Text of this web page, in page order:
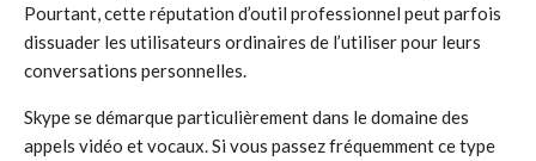
Pourtant, cette réputation d’outil professionnel peut parfois
dissuader les utilisateurs ordinaires de l’utiliser pour leurs
conversations personnelles.
Skype se démarque particulièrement dans le domaine des
appels vidéo et vocaux. Si vous passez fréquemment ce type